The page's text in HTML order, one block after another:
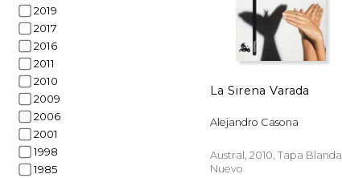
2019
2017
2016
2011
2010
2009
2006
2001
1998
1985
La Sirena Varada
Alejandro Casona
Austral, 2010, Tapa Blanda,
Nuevo